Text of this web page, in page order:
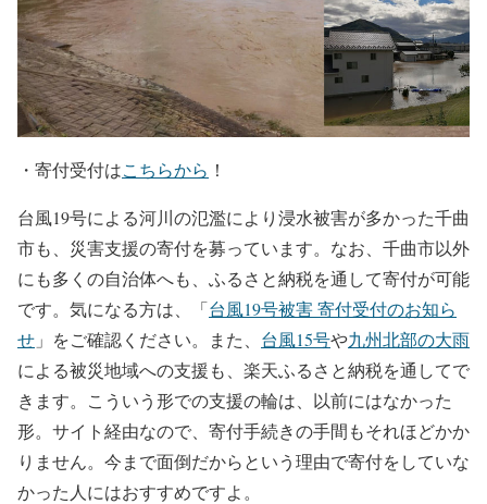
・寄付受付はこちらから ！
台風19号による河川の氾濫により浸水被害が多かった千曲
市も、災害支援の寄付を募っています。なお、千曲市以外
にも多くの自治体へも、ふるさと納税を通して寄付が可能
です。気になる方は、「台風19号被害 寄付受付のお知ら
せ 」をご確認ください。また、 台風15号や九州北部の大雨
による被災地域への支援も、楽天ふるさと納税を通してで
きます。こういう形での支援の輪は、以前にはなかった
形。サイト経由なので、寄付手続きの手間もそれほどかか
りません。今まで面倒だからという理由で寄付をしていな
かった人にはおすすめですよ。